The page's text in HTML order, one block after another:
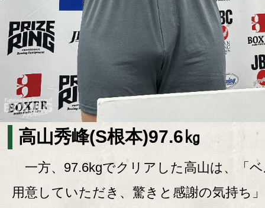
高山秀峰(S根本)97.6㎏
一方、97.6kgでクリアした高山は、「
用意していただき、驚きと感謝の気持ち